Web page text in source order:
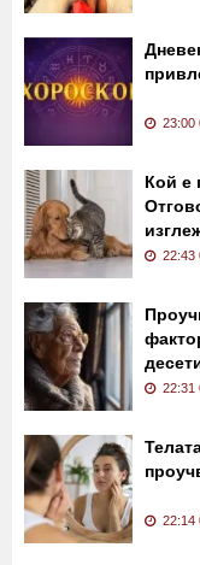
23:00
Кой е
22:43
22:31
22:14